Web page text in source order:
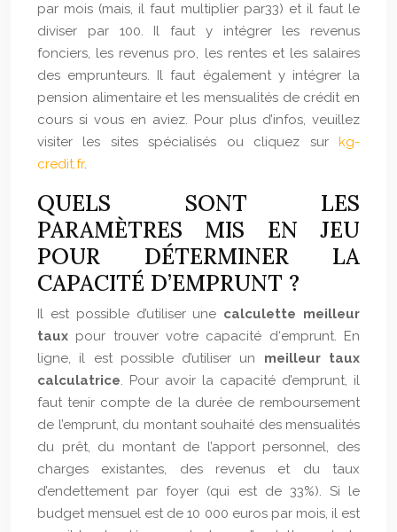
par mois (mais, il faut multiplier par33) et il faut le
diviser par 100. Il faut y intégrer les revenus
fonciers, les revenus pro, les rentes et les salaires
des emprunteurs. Il faut également y intégrer la
pension alimentaire et les mensualités de crédit en
cours si vous en aviez. Pour plus d’infos, veuillez
visiter les sites spécialisés ou cliquez sur kg-
credit.fr.
QUELS SONT LES
PARAMÈTRES MIS EN JEU
POUR DÉTERMINER LA
CAPACITÉ D’EMPRUNT ?
Il est possible d’utiliser une calculette meilleur
taux pour trouver votre capacité d‘emprunt. En
ligne, il est possible d’utiliser un meilleur taux
calculatrice. Pour avoir la capacité d’emprunt, il
faut tenir compte de la durée de remboursement
de l’emprunt, du montant souhaité des mensualités
du prêt, du montant de l’apport personnel, des
charges existantes, des revenus et du taux
d’endettement par foyer (qui est de 33%). Si le
budget mensuel est de 10 000 euros par mois, il est